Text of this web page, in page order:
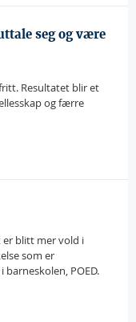
seg og være
Resultatet blir et
og færre
er blitt mer vold i
som er
POED.